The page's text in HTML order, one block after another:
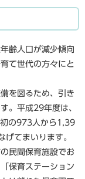
齢人口が減少傾向
て世代の方々にと
を図るため、引き
。平成29年度は、
の973人から1,39
げてまいります。
民間保育施設でお
保育ステーション